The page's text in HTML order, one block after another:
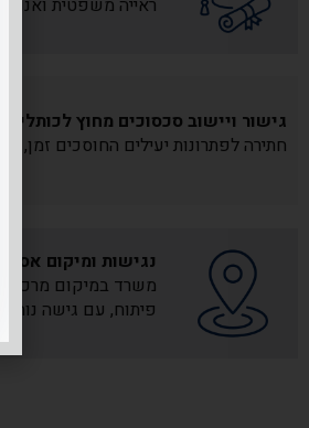
ראייה משפטית
גישור ויישוב סכסוכים מחוץ
חתירה לפתרונות יעילים החוסכים זמן,
נגישות ומיקום
פיתוח, עם גישה נוחה